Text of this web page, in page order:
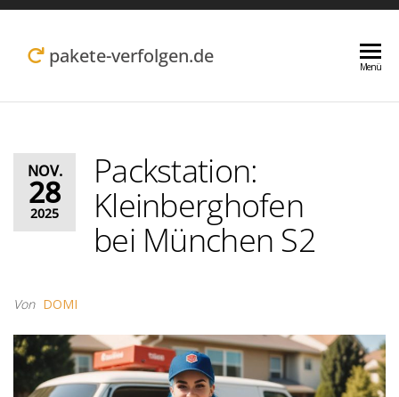
Zum
Inhalt pakete-verfolgen.de Menü
NOV.
28
2025
Packstation:
Kleinberghofen
bei München S2
Von DOMI